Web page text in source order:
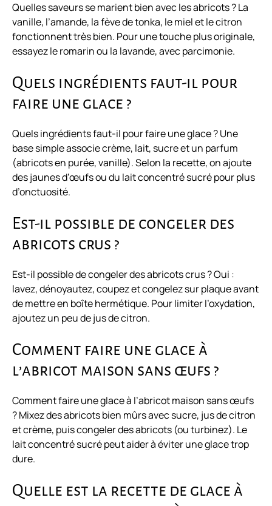
Quelles saveurs se marient bien avec les abricots ? La
vanille, l’amande, la fève de tonka, le miel et le citron
fonctionnent très bien. Pour une touche plus originale,
essayez le romarin ou la lavande, avec parcimonie.
Quels ingrédients faut-il pour
faire une glace ?
Quels ingrédients faut-il pour faire une glace ? Une
base simple associe crème, lait, sucre et un parfum
(abricots en purée, vanille). Selon la recette, on ajoute
des jaunes d’œufs ou du lait concentré sucré pour plus
d’onctuosité.
Est-il possible de congeler des
abricots crus ?
Est-il possible de congeler des abricots crus ? Oui :
lavez, dénoyautez, coupez et congelez sur plaque avant
de mettre en boîte hermétique. Pour limiter l’oxydation,
ajoutez un peu de jus de citron.
Comment faire une glace à
l’abricot maison sans œufs ?
Comment faire une glace à l’abricot maison sans œufs
? Mixez des abricots bien mûrs avec sucre, jus de citron
et crème, puiscongeler des abricots (ou turbinez). Le
lait concentré sucré peut aider à éviter une glace trop
dure.
Quelle est la recette de glace à